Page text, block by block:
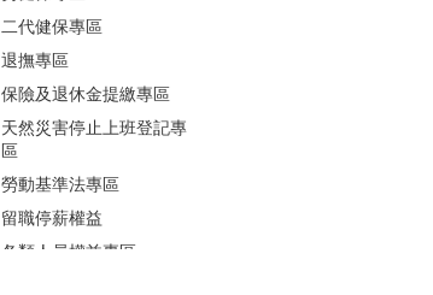
二代健保專區
退撫專區
保險及退休金提繳專區
天然災害停止上班登記專
區
勞動基準法專區
留職停薪權益
各類人員權益專區